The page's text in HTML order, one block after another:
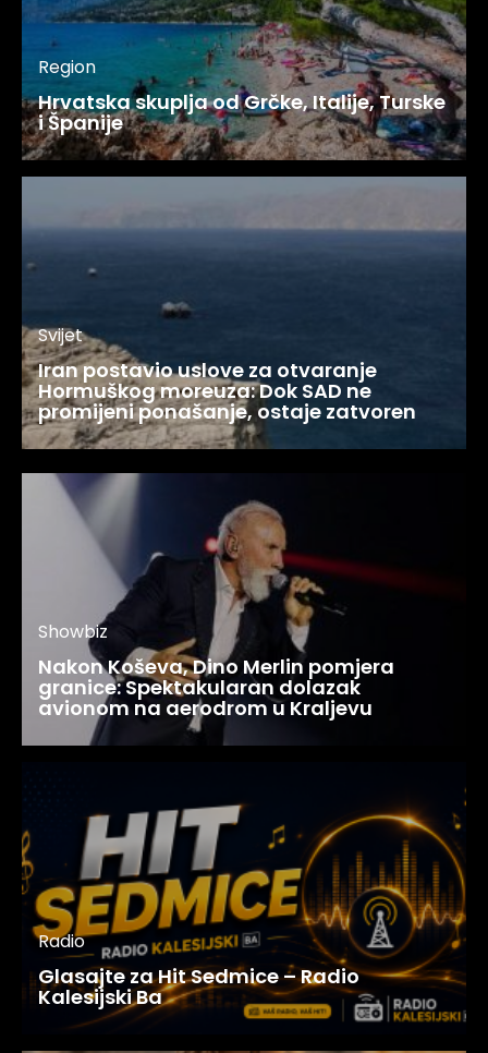
Region
Hrvatska skuplja od Grčke, Italije, Turske
i Španije
Svijet
Iran postavio uslove za otvaranje
Hormuškog moreuza: Dok SAD ne
promijeni ponašanje, ostaje zatvoren
Showbiz
Nakon Koševa, Dino Merlin pomjera
granice: Spektakularan dolazak
avionom na aerodrom u Kraljevu
Radio
Glasajte za Hit Sedmice – Radio
Kalesijski Ba